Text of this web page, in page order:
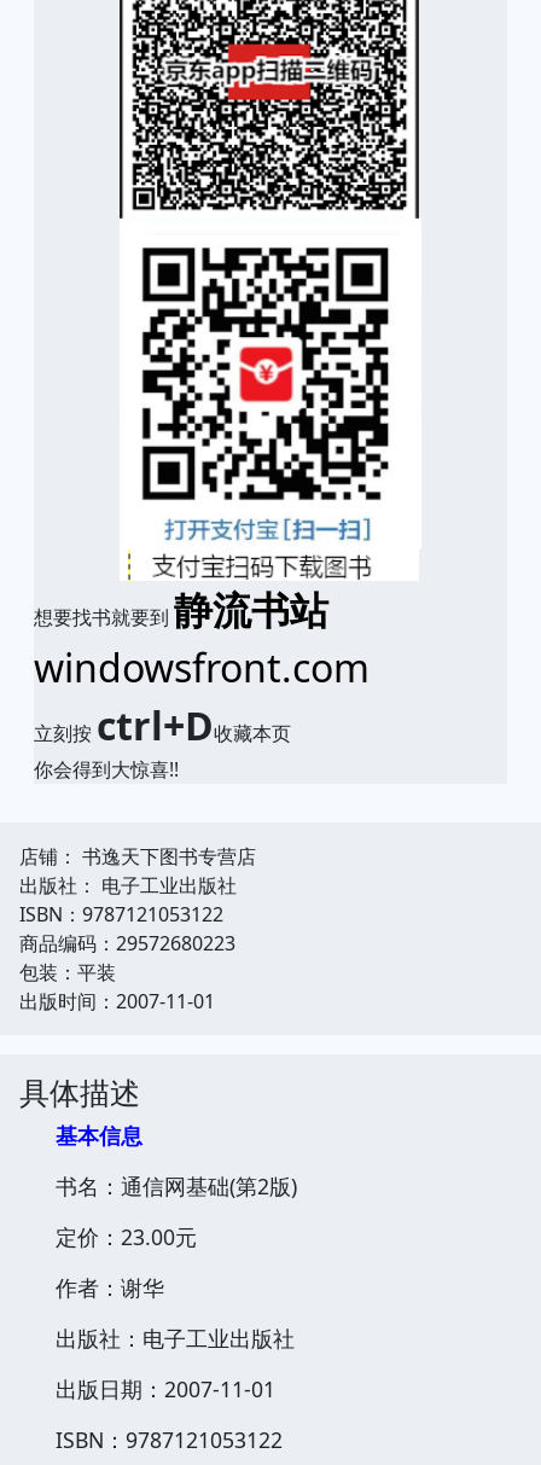
想要找书就要到 静流书站
windowsfront.com
立刻按 ctrl+D收藏本页
你会得到大惊喜!!
店铺： 书逸天下图书专营店
出版社： 电子工业出版社
ISBN：9787121053122
商品编码：29572680223
包装：平装
出版时间：2007-11-01
具体描述
基本信息
书名：通信网基础(第2版)
定价：23.00元
作者：谢华
出版社：电子工业出版社
出版日期：2007-11-01
ISBN：9787121053122